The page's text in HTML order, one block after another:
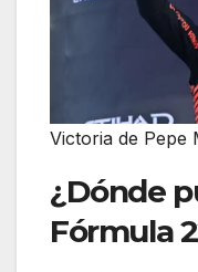
Victoria de Pepe
¿Dónde
Fórmula